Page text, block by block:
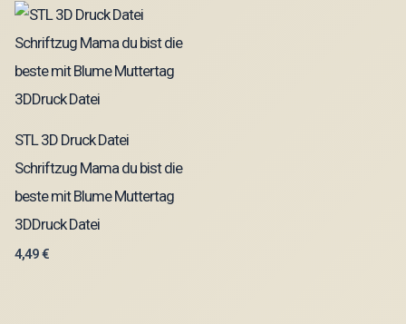
STL 3D Druck Datei
Schriftzug Mama du bist die
beste mit Blume Muttertag
3DDruck Datei
4,49€